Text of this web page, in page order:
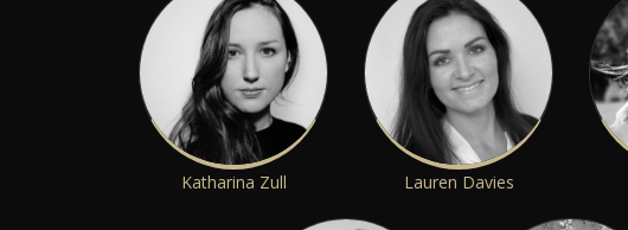
Katharina Zull Lauren Davies